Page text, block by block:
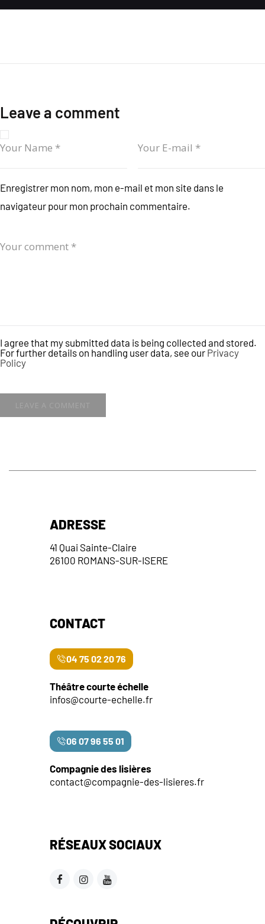
Leave a comment
Enregistrer mon nom, mon e-mail et mon site dans le
navigateur pour mon prochain commentaire.
I agree that my submitted data is being collected and stored.
For further details on handling user data, see our Privacy
Policy
ADRESSE
41 Quai Sainte-Claire
26100 ROMANS-SUR-ISERE
CONTACT
04 75 02 20 76
Théâtre courte échelle
infos@courte-echelle.fr
06 07 96 55 01
Compagnie des lisières
contact@compagnie-des-lisieres.fr
RÉSEAUX SOCIAUX